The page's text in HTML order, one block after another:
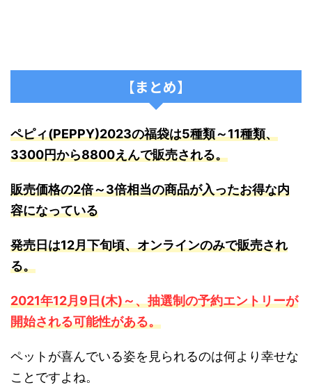
【まとめ】
ペピィ(PEPPY)2023の福袋は5種類～11種類、
3300円から8800えんで販売される。
販売価格の2倍～3倍相当の商品が入ったお得な内
容になっている
発売日は12月下旬頃、オンラインのみで販売され
る。
2021年12月9日(木)～、抽選制の予約エントリーが
開始される可能性がある。
ペットが喜んでいる姿を見られるのは何より幸せな
ことですよね。